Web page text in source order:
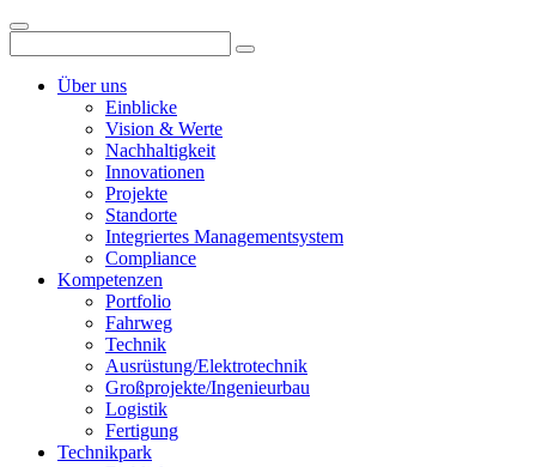
Über uns
Einblicke
Vision & Werte
Nachhaltigkeit
Innovationen
Projekte
Standorte
Integriertes Managementsystem
Compliance
Kompetenzen
Portfolio
Fahrweg
Technik
Ausrüstung/Elektrotechnik
Großprojekte/Ingenieurbau
Logistik
Fertigung
Technikpark